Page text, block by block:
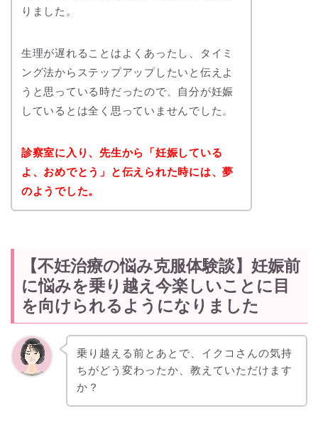
りました。
生理が遅れることはよくあったし、タイミ
ング法からステップアップしたいと伝えよ
うと思っている時だったので、自分が妊娠
しているとは全く思っていませんでした。
診察室に入り、先生から「妊娠している
よ、おめでとう」と伝えられた時には、夢
のようでした。
【不妊治療の悩み克服体験談】妊娠前
に悩みを乗り越え今楽しいことに目
を向けられるようになりました
乗り越える前とあとで、イクコさんの気持
ちがどう変わったか、教えていただけます
か？